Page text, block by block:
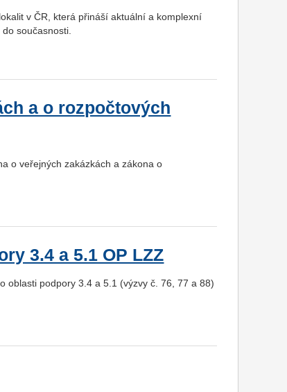
v ČR, která přináší aktuální a komplexní
současnosti.
a o rozpočtových
o veřejných zakázkách a zákona o
3.4 a 5.1 OP LZZ
oblasti podpory 3.4 a 5.1 (výzvy č. 76, 77 a 88)